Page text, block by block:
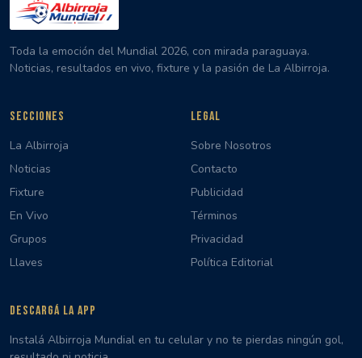
Toda la emoción del Mundial 2026, con mirada paraguaya.
Noticias, resultados en vivo, fixture y la pasión de La Albirroja.
SECCIONES
La Albirroja
Noticias
Fixture
En Vivo
Grupos
Llaves
LEGAL
Sobre Nosotros
Contacto
Publicidad
Términos
Privacidad
Política Editorial
DESCARGÁ LA APP
Instalá Albirroja Mundial en tu celular y no te pierdas ningún gol,